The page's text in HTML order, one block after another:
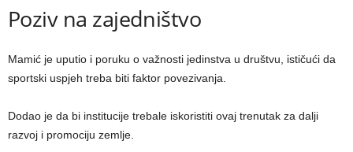
Poziv na zajedništvo
Mamić je uputio i poruku o važnosti jedinstva u društvu, ističući da
sportski uspjeh treba biti faktor povezivanja.
Dodao je da bi institucije trebale iskoristiti ovaj trenutak za dalji
razvoj i promociju zemlje.